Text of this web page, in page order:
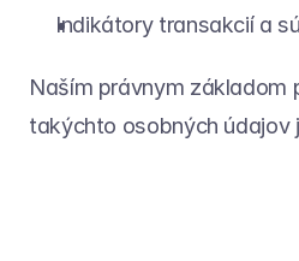
Indikátory transakcií a
Naším právnym základom
takýchto osobných údajov